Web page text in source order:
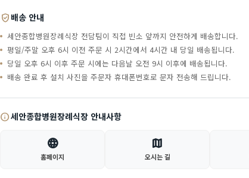
verified_user 배송 안내
세안종합병원장례식장 전담팀이 직접 빈소 앞까지 안전하게 배송합니다.
평일/주말 오후 6시 이전 주문 시 2시간에서 4시간 내 당일 배송됩니다.
당일 오후 6시 이후 주문 시에는 다음날 오전 9시 이후에 배송됩니다.
배송 완료 후 설치 사진을 주문자 휴대폰번호로 문자 전송해 드립니다.
info세안종합병원장례식장 안내사항
language
홈페이지
map
오시는 길